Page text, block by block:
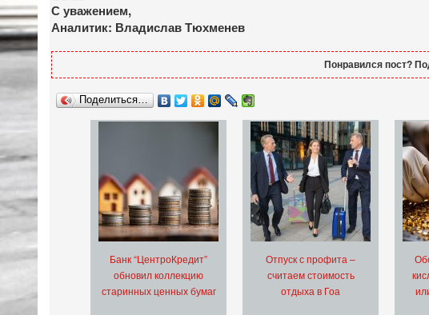
С уважением,
Аналитик: Владислав Тюхменев
Понравился пост?
Поделиться…
Банк “ЦентроКредит”
обновил коллекцию
старинных ценных бумаг
Отпуск с профита –
считаем стоимость
отдыха в Гоа